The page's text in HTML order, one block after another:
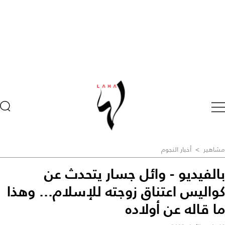
مشاهير > أخبار النجوم
بالفيديو - وائل جسار يتحدث عن
كواليس اعتناق زوجته للإسلام... وهذا
ما قاله عن أولاده